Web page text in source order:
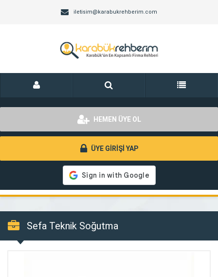
iletisim@karabukrehberim.com
HEMEN ÜYE OL
ÜYE GİRİŞİ YAP
Sefa Teknik Soğutma